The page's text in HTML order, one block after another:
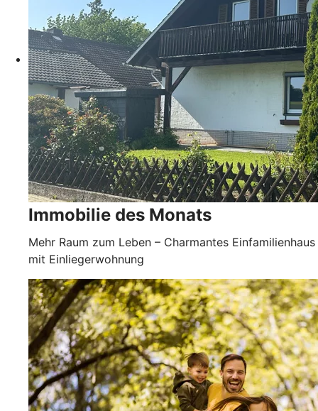
Immobilie des Monats
Mehr Raum zum Leben – Charmantes Einfamilienhaus
mit Einliegerwohnung